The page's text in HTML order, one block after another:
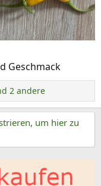
Geschmack
2 andere
um hier zu